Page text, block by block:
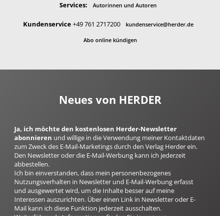
Services: Autorinnen und Autoren
Kundenservice+49 761 2717200 kundenservice@herder.de
Abo online kündigen
Neues von HERDER
Ja, ich möchte den kostenlosen Herder-Newsletter
abonnieren und willige in die Verwendung meiner Kontaktdaten
zum Zweck des E-Mail-Marketings durch den Verlag Herder ein.
Den Newsletter oder die E-Mail-Werbung kann ich jederzeit
abbestellen.
Ich bin einverstanden, dass mein personenbezogenes
Nutzungsverhalten in Newsletter und E-Mail-Werbung erfasst
und ausgewertet wird, um die Inhalte besser auf meine
Interessen auszurichten. Über einen Link in Newsletter oder E-
Mail kann ich diese Funktion jederzeit ausschalten.